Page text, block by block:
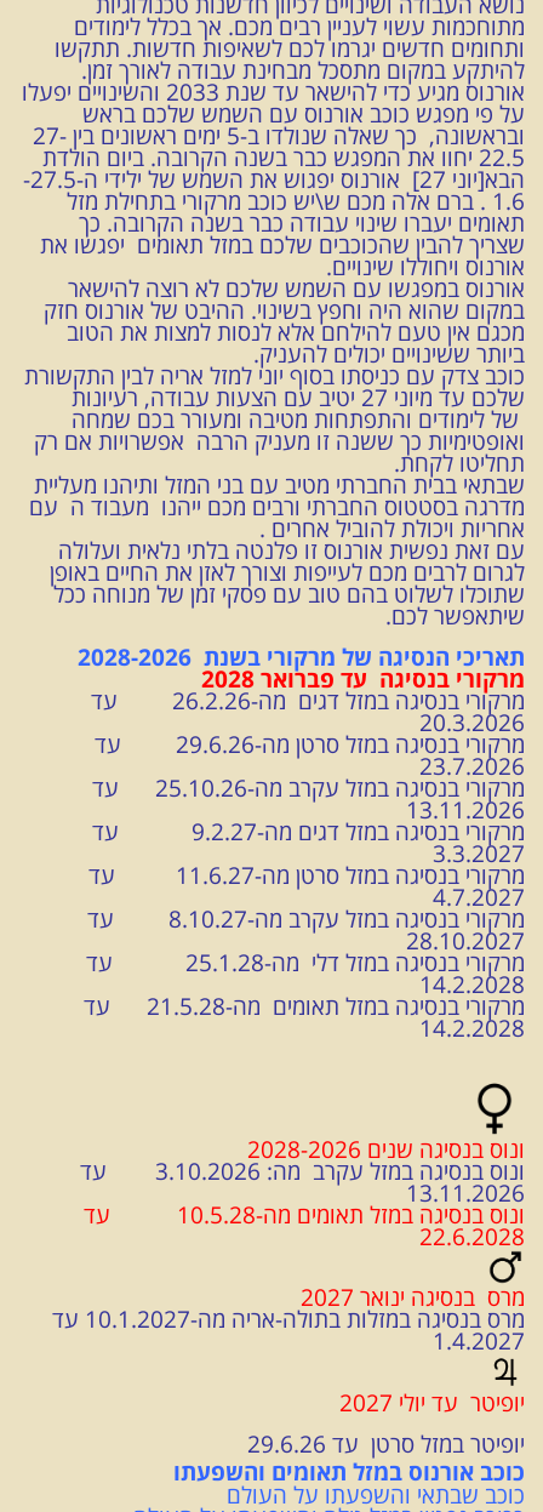
מתוחכמות עשוי לעניין רבים מכם. אך בכלל לימודים
ותחומים חדשים יגרמו לכם לשאיפות חדשות. תתקשו
להיתקע במקום מתסכל מבחינת עבודה לאורך זמן.
אורנוס מגיע כדי להישאר עד שנת 2033 והשינויים יפעלו
על פי מפגש כוכב אורנוס עם השמש שלכם בראש
ובראשונה, כך שאלה שנולדו ב-5 ימים ראשונים בין 27-
22.5 יחוו את המפגש כבר בשנה הקרובה. ביום הולדת
הבא[יוני 27] אורנוס יפגוש את השמש של ילידי ה-27.5-
1.6 . ברם אלה מכם ש\יש כוכב מרקורי בתחילת מזל
תאומים יעברו שינוי עבודה כבר בשנה הקרובה. כך
שצריך להבין שהכוכבים שלכם במזל תאומים יפגשו את
אורנוס ויחוללו שינויים.
אורנוס במפגשו עם השמש שלכם לא רוצה להישאר
במקום שהוא היה וחפץ בשינוי. ההיבט של אורנוס חזק
מכגם אין טעם להילחם אלא לנסות למצות את הטוב
ביותר ששינויים יכולים להעניק.
כוכב צדק עם כניסתו בסוף יוני למזל אריה לבין התקשורת
שלכם עד מיוני 27 יטיב עם הצעות עבודה, רעיונות
של לימודים והתפתחות מטיבה ומעורר בכם שמחה
ואופטימיות כך ששנה זו מעניק הרבה אפשרויות אם רק
תחליטו לקחת.
שבתאי בבית החברתי מטיב עם בני המזל ותיהנו מעליית
מדרגה בסטטוס החברתי ורבים מכם ייהנו מעבוד ה עם
אחריות ויכולת להוביל אחרים .
עם זאת נפשית אורנוס זו פלנטה בלתי נלאית ועלולה
לגרום לרבים מכם לעייפות וצורך לאזן את החיים באופן
שתוכלו לשלוט בהם טוב עם פסקי זמן של מנוחה ככל
שיתאפשר לכם.
תאריכי הנסיגה של מרקורי בשנת 2028-2026
מרקורי בנסיגה עד פברואר 2028
מרקורי בנסיגה במזל דגים מה-26.2.26 עד
20.3.2026
מרקורי בנסיגה במזל סרטן מה-29.6.26 עד
23.7.2026
מרקורי בנסיגה במזל עקרב מה-25.10.26 עד
13.11.2026
מרקורי בנסיגה במזל דגים מה-9.2.27 עד
3.3.2027
מרקורי בנסיגה במזל סרטן מה-11.6.27 עד
4.7.2027
מרקורי בנסיגה במזל עקרב מה-8.10.27 עד
28.10.2027
מרקורי בנסיגה במזל דלי מה-25.1.28 עד
14.2.2028
מרקורי בנסיגה במזל תאומים מה-21.5.28 עד
14.2.2028
ונוס בנסיגה שנים 2028-2026
ונוס בנסיגה במזל עקרב מה: 3.10.2026 עד
13.11.2026
ונוס בנסיגה במזל תאומים מה-10.5.28 עד
22.6.2028
מרס בנסיגה ינואר 2027
מרס בנסיגה במזלות בתולה-אריה מה-10.1.2027 עד
1.4.2027
יופיטר עד יולי 2027
יופיטר במזל סרטן עד 29.6.26
כוכב אורנוס במזל תאומים והשפעתו
כוכב שבתאי והשפעתו על העולם